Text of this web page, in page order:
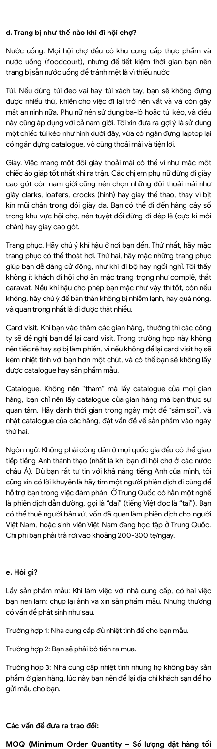
d. Trang bị như thế nào khi đi hội chợ?
Nước uống. Mọi hội chợ đều có khu cung cấp thực phẩm và
nước uống (foodcourt), nhưng để tiết kiệm thời gian bạn nên
trang bị sẵn nước uống để tránh mệt lả vì thiếu nước
Túi. Nếu dùng túi đeo vai hay túi xách tay, bạn sẽ không đựng
được nhiều thứ, khiến cho việc đi lại trở nên vất vả và còn gây
mất an ninh nữa. Phụ nữ nên sử dụng ba-lô hoặc túi kéo, và điều
này cũng áp dụng với cả nam giới. Tôi xin đưa ra gợi ý là sử dụng
một chiếc túi kéo như hình dưới đây, vừa có ngăn đựng laptop lại
có ngăn đựng catalogue, vô cùng thoải mái và tiện lợi.
Giày. Việc mang một đôi giày thoải mái có thể ví như mặc một
chiếc áo giáp tốt nhất khi ra trận. Các chị em phụ nữ đừng đi giày
cao gót còn nam giới cũng nên chọn những đôi thoải mái như
giày clarks, loafers, crocks (hình) hay giày thể thao, thay vì bịt
kín mũi chân trong đôi giày da. Bạn có thể đi đến hàng cây số
trong khu vực hội chợ, nên tuyệt đối đừng đi dép lê (cực kì mỏi
chân) hay giày cao gót.
Trang phục. Hãy chú ý khí hậu ở nơi bạn đến. Thứ nhất, hãy mặc
trang phục có thể thoát hơi. Thứ hai, hãy mặc những trang phục
giúp bạn dễ dàng cử động, như khi đi bộ hay ngồi nghỉ. Tôi thấy
không ít khách đi hội chợ ăn mặc trang trọng như complê, thắt
caravat. Nếu khí hậu cho phép bạn mặc như vậy thì tốt, còn nếu
không, hãy chú ý để bản thân không bị nhiễm lạnh, hay quá nóng,
và quan trọng nhất là đi được thật nhiều.
Card visit. Khi bạn vào thăm các gian hàng, thường thì các công
ty sẽ đề nghị bạn để lại card visit. Trong trường hợp này không
nên tiếc rẻ hay sợ bị làm phiền, vì nếu không để lại card visit họ sẽ
kém nhiệt tình với bạn hơn một chút, và có thể bạn sẽ không lấy
được catalogue hay sản phẩm mẫu.
Catalogue. Không nên “tham” mà lấy catalogue của mọi gian
hàng, bạn chỉ nên lấy catalogue của gian hàng mà bạn thực sự
quan tâm. Hãy dành thời gian trong ngày một để “săm soi”, và
nhặt catalogue của các hãng, đặt vấn đề về sản phẩm vào ngày
thứ hai.
Ngôn ngữ. Không phải công dân ở mọi quốc gia đều có thể giao
tiếp tiếng Anh thành thạo (nhất là khi bạn đi hội chợ ở các nước
châu Á). Dù bạn rất tự tin với khả năng tiếng Anh của mình, tôi
cũng xin có lời khuyên là hãy tìm một người phiên dịch đi cùng để
hỗ trợ bạn trong việc đàm phán. Ở Trung Quốc có hẳn một nghề
là phiên dịch dẫn đường, gọi là “dai” (tiếng Việt đọc là “tai”). Bạn
có thể thuê người bản xứ, vốn đã quen làm phiên dịch cho người
Việt Nam, hoặc sinh viên Việt Nam đang học tập ở Trung Quốc.
Chi phí bạn phải trả rơi vào khoảng 200-300 tệ/ngày.
e. Hỏi gì?
Lấy sản phẩm mẫu: Khi làm việc với nhà cung cấp, có hai việc
bạn nên làm: chụp lại ảnh và xin sản phẩm mẫu. Nhưng thường
có vấn đề phát sinh như sau.
Trường hợp 1: Nhà cung cấp đủ nhiệt tình để cho bạn mẫu.
Trường hợp 2: Bạn sẽ phải bỏ tiền ra mua.
Trường hợp 3: Nhà cung cấp nhiệt tình nhưng họ không bày sản
phẩm ở gian hàng, lúc này bạn nên để lại địa chỉ khách sạn để họ
gửi mẫu cho bạn.
Các vấn đề đưa ra trao đổi:
MOQ (Minimum Order Quantity – Số lượng đặt hàng tối